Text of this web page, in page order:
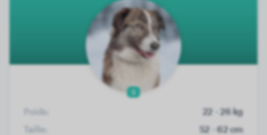
5
Poids:
22 - 26 kg
Taille:
52 - 62 cm